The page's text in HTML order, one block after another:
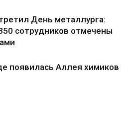
День металлурга:
сотрудников отмечены
появилась Аллея химиков